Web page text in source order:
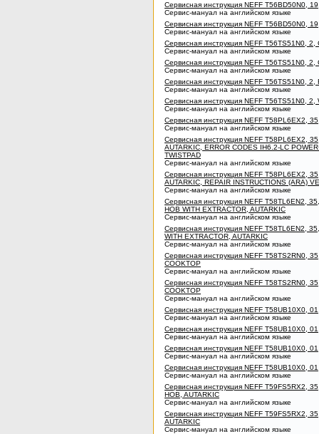
Сервисная инструкция NEFF T56BD50N0,
Сервис-мануал на английском языке
Сервисная инструкция NEFF T56BD50N0,
Сервис-мануал на английском языке
Сервисная инструкция NEFF T56TS51N0, 2,
Сервис-мануал на английском языке
Сервисная инструкция NEFF T56TS51N0, 2,
Сервис-мануал на английском языке
Сервисная инструкция NEFF T56TS51N0, 2,
Сервис-мануал на английском языке
Сервисная инструкция NEFF T56TS51N0, 2,
Сервис-мануал на английском языке
Сервисная инструкция NEFF T58PL6EX2,
Сервис-мануал на английском языке
Сервисная инструкция NEFF T58PL6EX2,
AUTARKIC, ERROR CODES IH6.2-LC
TWISTPAD
Сервис-мануал на английском языке
Сервисная инструкция NEFF T58PL6EX2,
AUTARKIC, REPAIR INSTRUCTIONS (ARA)
Сервис-мануал на английском языке
Сервисная инструкция NEFF T58TL6EN2,
HOB WITH EXTRACTOR, AUTARKIC
Сервис-мануал на английском языке
Сервисная инструкция NEFF T58TL6EN2,
WITH EXTRACTOR, AUTARKIC
Сервис-мануал на английском языке
Сервисная инструкция NEFF T58TS2RN0,
COOKTOP
Сервис-мануал на английском языке
Сервисная инструкция NEFF T58TS2RN0,
COOKTOP
Сервис-мануал на английском языке
Сервисная инструкция NEFF T58UB10X0,
Сервис-мануал на английском языке
Сервисная инструкция NEFF T58UB10X0,
Сервис-мануал на английском языке
Сервисная инструкция NEFF T58UB10X0,
Сервис-мануал на английском языке
Сервисная инструкция NEFF T58UB10X0,
Сервис-мануал на английском языке
Сервисная инструкция NEFF T59FS5RX2,
HOB, AUTARKIC
Сервис-мануал на английском языке
Сервисная инструкция NEFF T59FS5RX2,
AUTARKIC
Сервис-мануал на английском языке